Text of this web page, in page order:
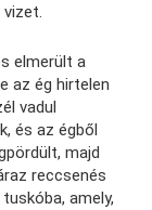
elmerült a
az ég hirtelen
vadul
és az égből
majd
reccsenés
amely,